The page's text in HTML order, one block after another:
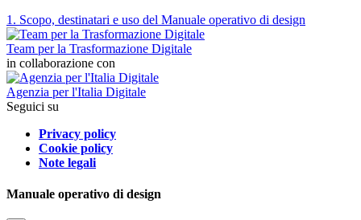
1. Scopo, destinatari e uso del Manuale operativo di design
Team per la Trasformazione Digitale
in collaborazione con
Agenzia per l'Italia Digitale
Seguici su
Privacy policy
Cookie policy
Note legali
Manuale operativo di design